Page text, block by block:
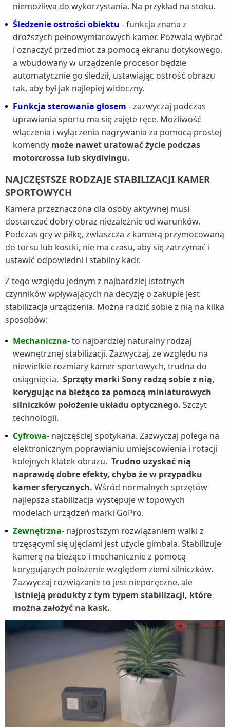
niemożliwa do wykorzystania. Na przykład na stoku.
Śledzenie ostrości obiektu - funkcja znana z
droższych pełnowymiarowych kamer. Pozwala wybrać
i oznaczyć przedmiot za pomocą ekranu dotykowego,
a wbudowany w urządzenie procesor będzie
automatycznie go śledził, ustawiając ostrość obrazu
tak, aby był jak najlepiej widoczny.
Funkcja sterowania głosem - zazwyczaj podczas
uprawiania sportu ma się zajęte ręce. Możliwość
włączenia i wyłączenia nagrywania za pomocą prostej
komendy może nawet uratować życie podczas
motorcrossa lub skydivingu.
NAJCZĘSTSZE RODZAJE STABILIZACJI KAMER
SPORTOWYCH
Kamera przeznaczona dla osoby aktywnej musi
dostarczać dobry obraz niezależnie od warunków.
Podczas gry w piłkę, zwłaszcza z kamerą przymocowaną
do torsu lub kostki, nie ma czasu, aby się zatrzymać i
ustawić odpowiedni i stabilny kadr.
Z tego względu jednym z najbardziej istotnych
czynników wpływających na decyzję o zakupie jest
stabilizacja urządzenia. Można radzić sobie z nią na kilka
sposobów:
Mechaniczna- to najbardziej naturalny rodzaj
wewnętrznej stabilizacji. Zazwyczaj, ze względu na
niewielkie rozmiary kamer sportowych, trudna do
osiągnięcia. Sprzęty marki Sony radzą sobie z nią,
korygując na bieżąco za pomocą miniaturowych
silniczków położenie układu optycznego. Szczyt
technologii.
Cyfrowa- najczęściej spotykana. Zazwyczaj polega na
elektronicznym poprawianiu umiejscowienia i rotacji
kolejnych klatek obrazu. Trudno uzyskać nią
naprawdę dobre efekty, chyba że w przypadku
kamer sferycznych. Wśród normalnych sprzętów
najlepsza stabilizacja występuje w topowych
modelach urządzeń marki GoPro.
Zewnętrzna- najprostszym rozwiązaniem walki z
trzęsącymi się ujęciami jest użycie gimbala. Stabilizuje
kamerę na bieżąco i mechanicznie z pomocą
korygujących położenie względem ziemi silniczków.
Zazwyczaj rozwiązanie to jest nieporęczne, ale
istnieją produkty z tym typem stabilizacji, które
można założyć na kask.